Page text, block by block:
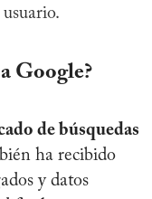
Google?
de búsquedas
ha recibido
y datos